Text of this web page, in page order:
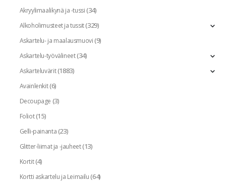
Akryylimaalikynä ja -tussi(34)
Alkoholimusteet ja tussit(329)
Askartelu- ja maalausmuovi(9)
Askartelu-työvälineet(34)
Askarteluvärit(1883)
Avainlenkit(6)
Decoupage (3)
Foliot(15)
Gelli-painanta(23)
Glitter-liimat ja -jauheet(13)
Kortit(4)
Kortti askartelu ja Leimailu(64)